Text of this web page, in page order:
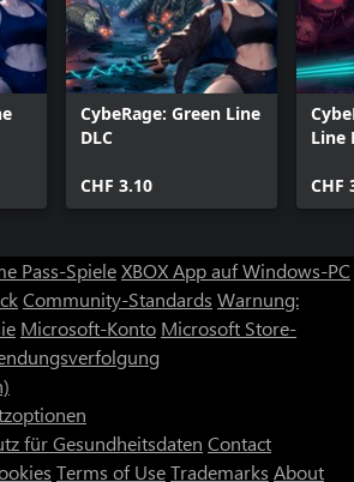
CybeRage: Green Line
DLC
CHF 3.10
Line
CHF
Pass-SpieleXBOX App auf Windows-PC
Community-Standards Warnung:
Microsoft-Konto Microsoft Store-
für Gesundheitsdaten Contact
Terms of UseTrademarks About